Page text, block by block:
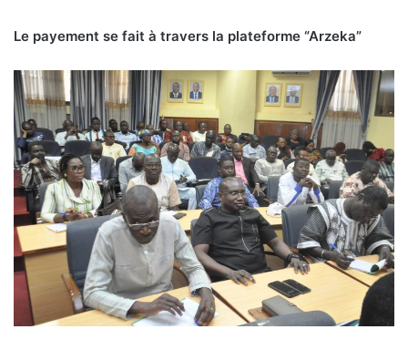
Le payement se fait à travers la plateforme “Arzeka”